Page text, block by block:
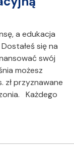
a edukacja
się na
swój
możesz
przyznawane
Każdego